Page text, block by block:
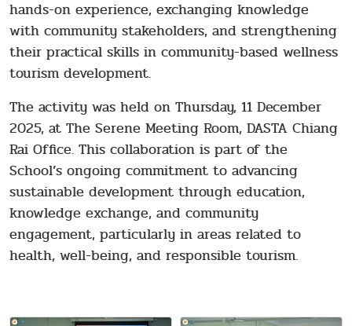
hands-on experience, exchanging knowledge
with community stakeholders, and strengthening
their practical skills in community-based wellness
tourism development.
The activity was held on Thursday, 11 December
2025, at The Serene Meeting Room, DASTA Chiang
Rai Office. This collaboration is part of the
School’s ongoing commitment to advancing
sustainable development through education,
knowledge exchange, and community
engagement, particularly in areas related to
health, well-being, and responsible tourism.